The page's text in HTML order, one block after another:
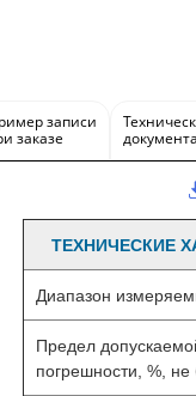
записи
заказе
ТЕХНИЧЕСКИЕ
Диапазон
Предел
погрешности, %, не